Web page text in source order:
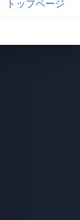
トップページ